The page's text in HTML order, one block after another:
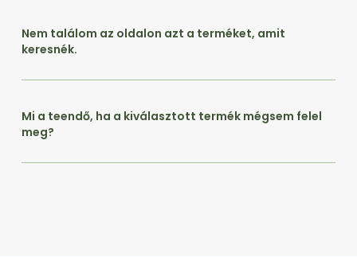
Nem találom az oldalon azt a terméket, amit
keresnék.
Mi a teendő, ha a kiválasztott termék mégsem felel
meg?